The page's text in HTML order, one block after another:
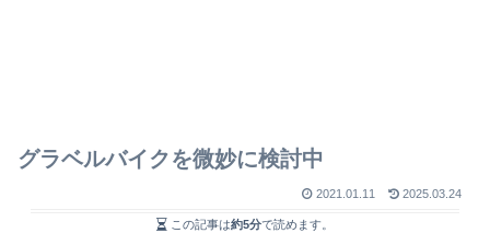
グラベルバイクを微妙に検討中
2021.01.11 2025.03.24
この記事は約5分で読めます。